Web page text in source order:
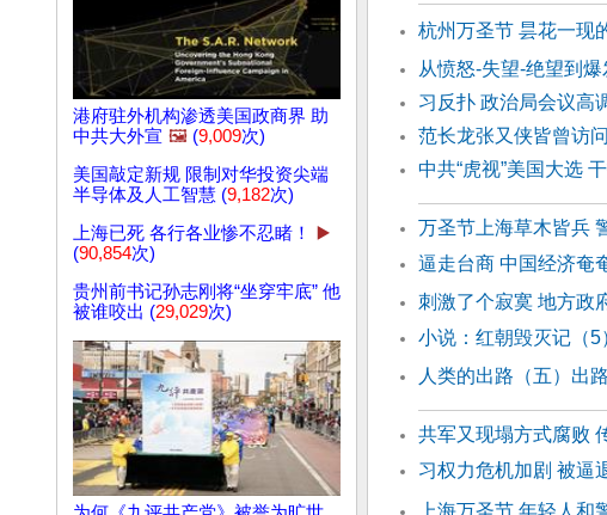
港府驻外机构渗透美国政商界 助
中共大外宣 🖼️ (9,009次)
美国敲定新规 限制对华投资尖端
半导体及人工智慧 (9,182次)
上海已死 各行各业惨不忍睹！
▶️
(90,854次)
贵州前书记孙志刚将“坐穿牢底” 他
被谁咬出 (29,029次)
杭州万圣节 昙花一现
从愤怒-失望-绝望到
习反扑 政治局会议高
范长龙张又侠皆曾访
中共“虎视”美国大选
万圣节上海草木皆兵
逼走台商 中国经济奄
刺激了个寂寞 地方政
小说：红朝毁灭记（5
人类的出路（五）出
共军又现塌方式腐败
习权力危机加剧 被逼
上海万圣节 年轻人和